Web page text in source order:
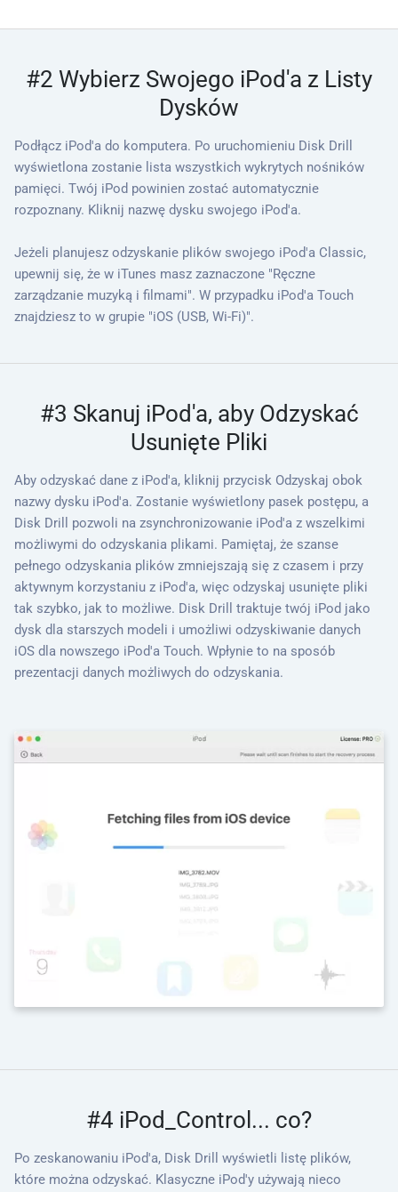
#2 Wybierz Swojego iPod'a z Listy
Dysków
Podłącz iPod'a do komputera. Po uruchomieniu Disk Drill
wyświetlona zostanie lista wszystkich wykrytych nośników
pamięci. Twój iPod powinien zostać automatycznie
rozpoznany. Kliknij nazwę dysku swojego iPod'a.
Jeżeli planujesz odzyskanie plików swojego iPod'a Classic,
upewnij się, że w iTunes masz zaznaczone "Ręczne
zarządzanie muzyką i filmami". W przypadku iPod'a Touch
znajdziesz to w grupie "iOS (USB, Wi-Fi)".
#3 Skanuj iPod'a, aby Odzyskać
Usunięte Pliki
Aby odzyskać dane z iPod'a, kliknij przycisk Odzyskaj obok
nazwy dysku iPod'a. Zostanie wyświetlony pasek postępu, a
Disk Drill pozwoli na zsynchronizowanie iPod'a z wszelkimi
możliwymi do odzyskania plikami. Pamiętaj, że szanse
pełnego odzyskania plików zmniejszają się z czasem i przy
aktywnym korzystaniu z iPod'a, więc odzyskaj usunięte pliki
tak szybko, jak to możliwe. Disk Drill traktuje twój iPod jako
dysk dla starszych modeli i umożliwi odzyskiwanie danych
iOS dla nowszego iPod'a Touch. Wpłynie to na sposób
prezentacji danych możliwych do odzyskania.
#4 iPod_Control... co?
Po zeskanowaniu iPod'a, Disk Drill wyświetli listę plików,
które można odzyskać. Klasyczne iPod'y używają nieco